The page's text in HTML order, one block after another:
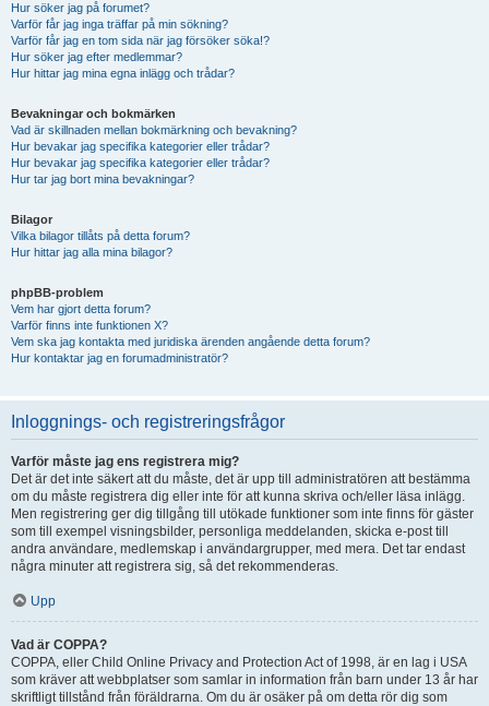
Hur söker jag på forumet?
Varför får jag inga träffar på min sökning?
Varför får jag en tom sida när jag försöker söka!?
Hur söker jag efter medlemmar?
Hur hittar jag mina egna inlägg och trådar?
Bevakningar och bokmärken
Vad är skillnaden mellan bokmärkning och bevakning?
Hur bevakar jag specifika kategorier eller trådar?
Hur bevakar jag specifika kategorier eller trådar?
Hur tar jag bort mina bevakningar?
Bilagor
Vilka bilagor tillåts på detta forum?
Hur hittar jag alla mina bilagor?
phpBB-problem
Vem har gjort detta forum?
Varför finns inte funktionen X?
Vem ska jag kontakta med juridiska ärenden angående detta forum?
Hur kontaktar jag en forumadministratör?
Inloggnings- och registreringsfrågor
Varför måste jag ens registrera mig?
Det är det inte säkert att du måste, det är upp till administratören att bestämma
om du måste registrera dig eller inte för att kunna skriva och/eller läsa inlägg.
Men registrering ger dig tillgång till utökade funktioner som inte finns för gäster
som till exempel visningsbilder, personliga meddelanden, skicka e-post till
andra användare, medlemskap i användargrupper, med mera. Det tar endast
några minuter att registrera sig, så det rekommenderas.
Upp
Vad är COPPA?
COPPA, eller Child Online Privacy and Protection Act of 1998, är en lag i USA
som kräver att webbplatser som samlar in information från barn under 13 år har
skriftligt tillstånd från föräldrarna. Om du är osäker på om detta rör dig som